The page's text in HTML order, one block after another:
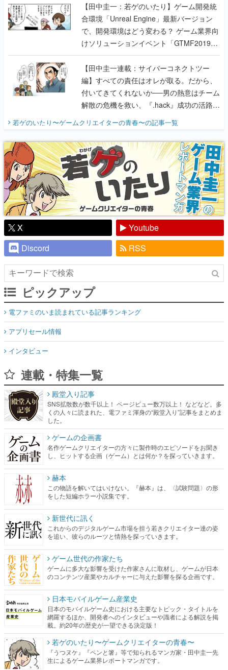
【田中圭一：若ゲのいたり】ゲーム開発統
合環境「Unreal Engine」最新バージョン
で、開発環境はどう変わる？ ゲーム業界向
けソリューションイベント「GTMF2019」
に行って、より理解を深めよう【PR】
【田中圭一連載：サイバーコネクトツー
編】すべての責任はオレが取る。だから、
付いてきてくれないか──男の熱意はチーム
解散の危機を救い、『.hack』成功の活路を
『少年ジャンプ』色だった【若ゲのいた
り】
若ゲのいたり〜ゲームクリエイターの青春〜の記事一覧
X
Youtube
Discord
RSS
ピックアップ
電ファミのいま読まれている記事ランキング
アプリセール情報
インタビュー
連載・特集一覧
殿堂入り記事
SNS拡散数が数千以上！ ページビュー数万以上！ などなど。多
くの人々に読まれた、電ファミ渾身の“殿堂入り”記事をまとめま
した。
ゲームの企画書
名作ゲームクリエイターの方々に製作時のエピソードをお聞き
し、ヒットする企画（ゲーム）とは何か？を探っていきます。
赫本
この物語を解いてはいけない。『赫本』は、〈試験問題〉の形
をした短編ホラー小説集です。
新世代に訊く
これからのデジタルゲーム市場を担う若きクリエイター達の姿
を追い、彼らのルーツと情熱を探っていきます。
ゲーム世代の作家たち
ゲームに多大な影響を受けた作家さんに取材し、ゲームが日本
のコンテンツ産業やカルチャーに与えた影響を探る企画です。
日本モバイルゲーム産業史
日本のモバイルゲーム史における主要なトピック・タイトルを
網羅するほか、開発者へのインタビューや識者による解説を掲
載。約20年の歴史が一望できる決定版！
若ゲのいたり〜ゲームクリエイターの青春〜
『うつヌケ』『ペンと箸』等で知られるマンガ家・田中圭一先
生によるゲーム業界レポートマンガです。